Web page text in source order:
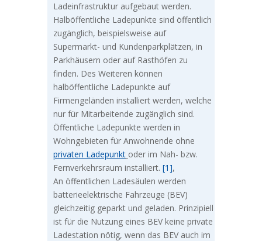
Ladeinfrastruktur aufgebaut werden.
Halböffentliche Ladepunkte sind öffentlich
zugänglich, beispielsweise auf
Supermarkt- und Kundenparkplätzen, in
Parkhäusern oder auf Rasthöfen zu
finden. Des Weiteren können
halböffentliche Ladepunkte auf
Firmengeländen installiert werden, welche
nur für Mitarbeitende zugänglich sind.
Öffentliche Ladepunkte werden in
Wohngebieten für Anwohnende ohne
privaten Ladepunkt oder im Nah- bzw.
Fernverkehrsraum installiert. [1],
An öffentlichen Ladesäulen werden
batterieelektrische Fahrzeuge (BEV)
gleichzeitig geparkt und geladen. Prinzipiell
ist für die Nutzung eines BEV keine private
Ladestation nötig, wenn das BEV auch im